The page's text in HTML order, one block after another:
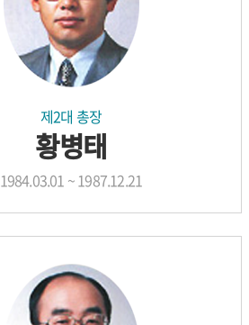
제2대 총장
황병태
1984.03.01 ~ 1987.12.21